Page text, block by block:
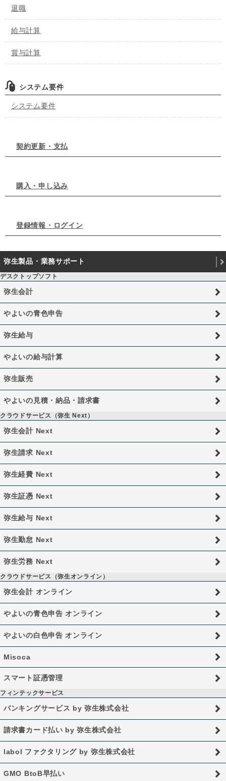
退職
給与計算
賞与計算
システム要件
システム要件
契約更新・支払
購入・申し込み
登録情報・ログイン
弥生製品・業務サポート
デスクトップソフト
弥生会計
やよいの青色申告
弥生給与
やよいの給与計算
弥生販売
やよいの見積・納品・請求書
クラウドサービス（弥生 Next）
弥生会計 Next
弥生請求 Next
弥生経費 Next
弥生証憑 Next
弥生給与 Next
弥生勤怠 Next
弥生労務 Next
クラウドサービス（弥生オンライン）
弥生会計 オンライン
やよいの青色申告 オンライン
やよいの白色申告 オンライン
Misoca
スマート証憑管理
フィンテックサービス
バンキングサービス by 弥生株式会社
請求書カード払い by 弥生株式会社
labol ファクタリング by 弥生株式会社
GMO BtoB早払い